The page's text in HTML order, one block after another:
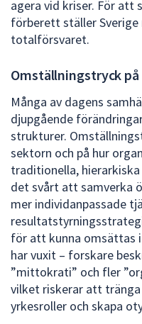
agera vid kriser. För att
förberett ställer
totalförsvaret.
Omställningstryck
Många av dagens
djupgående
strukturer.
sektorn och på hur
traditionella,
det svårt att samverka
mer individanpassade
för att kunna omsättas
har vuxit – forskare
”mittokrati” och fler
vilket riskerar att
yrkesroller och skapa